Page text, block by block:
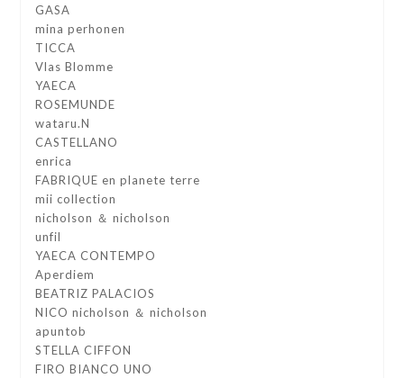
GASA
mina perhonen
TICCA
Vlas Blomme
YAECA
ROSEMUNDE
wataru.N
CASTELLANO
enrica
FABRIQUE en planete terre
mii collection
nicholson ＆ nicholson
unfil
YAECA CONTEMPO
Aperdiem
BEATRIZ PALACIOS
NICO nicholson ＆ nicholson
apuntob
STELLA CIFFON
FIRO BIANCO UNO